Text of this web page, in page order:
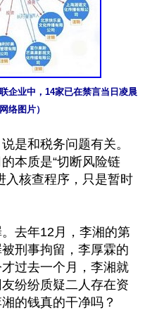
企业中，14家已在禁言当日凌晨
络图片）
是和税务问题有关。
本质是“切断风险链
入核查程序，只是暂时
去年12月，李湘的第
刑事拘留，李厚霖的
过去一个月，李湘就
纷纷质疑二人存在资
的钱真的干净吗？